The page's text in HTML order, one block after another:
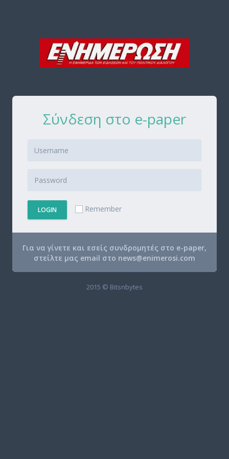
Σύνδεση στο e-paper
LOGIN Remember
Για να γίνετε και εσείς συνδρομητές στο e-paper,
στείλτε μας email στο news@enimerosi.com
2015 © Bitsnbytes